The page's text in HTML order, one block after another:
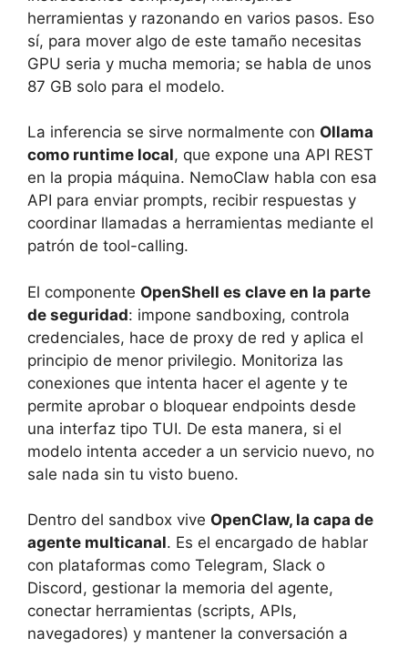
herramientas y razonando en varios pasos. Eso
sí, para mover algo de este tamaño necesitas
GPU seria y mucha memoria; se habla de unos
87 GB solo para el modelo.
La inferencia se sirve normalmente con Ollama
como runtime local, que expone una API REST
en la propia máquina. NemoClaw habla con esa
API para enviar prompts, recibir respuestas y
coordinar llamadas a herramientas mediante el
patrón de tool-calling.
El componente OpenShell es clave en la parte
de seguridad: impone sandboxing, controla
credenciales, hace de proxy de red y aplica el
principio de menor privilegio. Monitoriza las
conexiones que intenta hacer el agente y te
permite aprobar o bloquear endpoints desde
una interfaz tipo TUI. De esta manera, si el
modelo intenta acceder a un servicio nuevo, no
sale nada sin tu visto bueno.
Dentro del sandbox vive OpenClaw, la capa de
agente multicanal. Es el encargado de hablar
con plataformas como Telegram, Slack o
Discord, gestionar la memoria del agente,
conectar herramientas (scripts, APIs,
navegadores) y mantener la conversación a